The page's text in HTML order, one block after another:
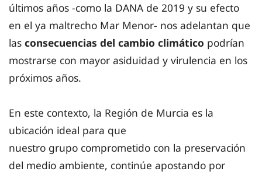
últimos años -como la DANA de 2019 y su efecto
en el ya maltrecho Mar Menor- nos adelantan que
las consecuencias del cambio climático podrían
mostrarse con mayor asiduidad y virulencia en los
próximos años.
En este contexto, la Región de Murcia es la
ubicación ideal para que
nuestro grupo comprometido con la preservación
del medio ambiente, continúe apostando por